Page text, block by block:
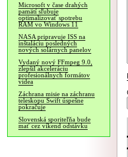
Microsoft v čase drahých
pamätí sľubuje
optimalizovať spotrebu
RAM vo Windows 11
NASA pripravuje ISS na
inštaláciu posledných
nových solárnych panelov
Vydaný nový FFmpeg 9.0,
zlepšil akceleráciu
profesionálnych formátov
videa
Záchrana misie na záchranu
teleskopu Swift úspešne
pokračuje
Slovenská sporiteľňa bude
mať cez víkend odstávku